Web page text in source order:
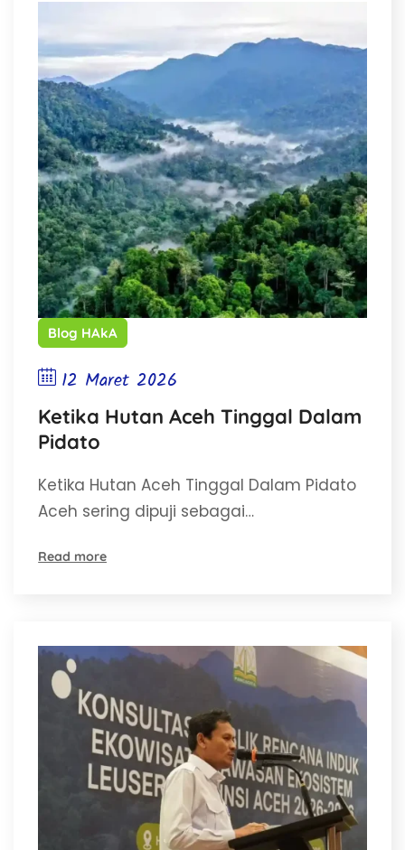
Blog HAkA
12 Maret 2026
Ketika Hutan Aceh Tinggal Dalam
Pidato
Ketika Hutan Aceh Tinggal Dalam Pidato
Aceh sering dipuji sebagai…
Read more